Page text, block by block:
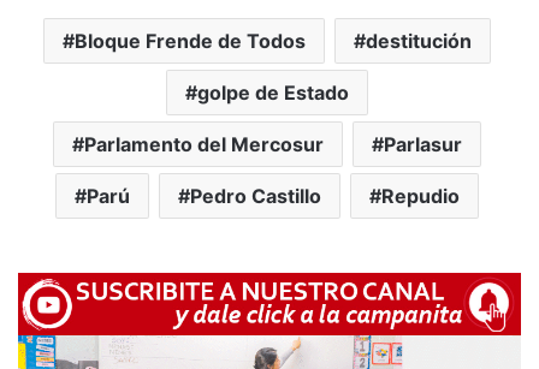
Bloque Frende de Todos destitución
golpe de Estado
Parlamento del Mercosur Parlasur
Parú Pedro Castillo Repudio